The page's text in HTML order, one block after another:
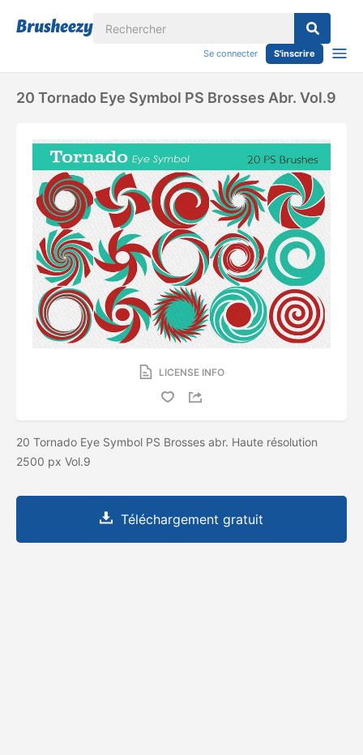
Se connecter S'inscrire
20 Tornado Eye Symbol PS Brosses Abr. Vol.9
LICENSE INFO
20 Tornado Eye Symbol PS Brosses abr. Haute résolution
2500 px Vol.9
Téléchargement gratuit